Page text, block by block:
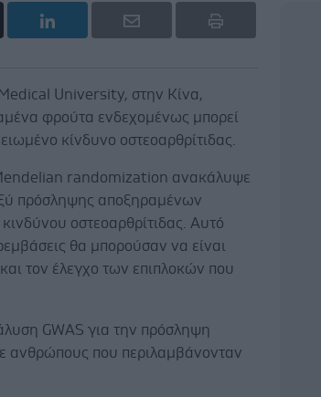
University, στην Κίνα,
φρούτα ενδεχομένως μπορεί
κίνδυνο οστεοαρθρίτιδας.
randomization ανακάλυψε
πρόσληψης αποξηραμένων
οστεοαρθρίτιδας. Αυτό
θα μπορούσαν να είναι
τον έλεγχο των επιπλοκών που
GWAS για την πρόσληψη
που περιλαμβάνονταν